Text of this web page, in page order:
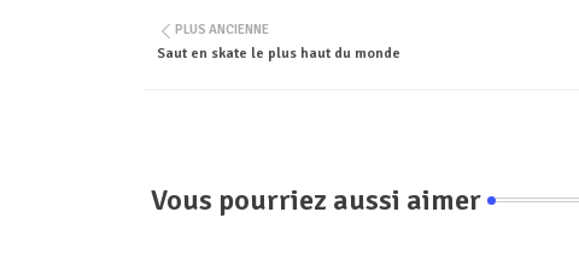
PLUS ANCIENNE
Saut en skate le plus haut du monde
Vous pourriez aussi aimer